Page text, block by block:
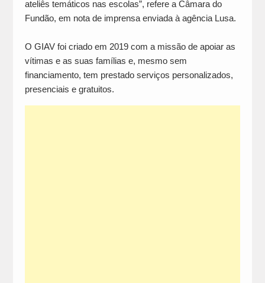
ateliês temáticos nas escolas”, refere a Câmara do
Fundão, em nota de imprensa enviada à agência Lusa.
O GIAV foi criado em 2019 com a missão de apoiar as
vítimas e as suas famílias e, mesmo sem
financiamento, tem prestado serviços personalizados,
presenciais e gratuitos.